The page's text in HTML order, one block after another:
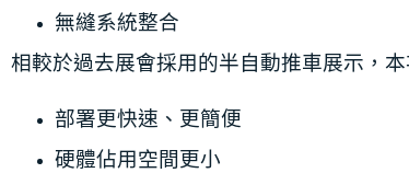
無縫系統整合
相較於過去展會採用的半自動推車展示，
部署更快速、更簡便
硬體佔用空間更小